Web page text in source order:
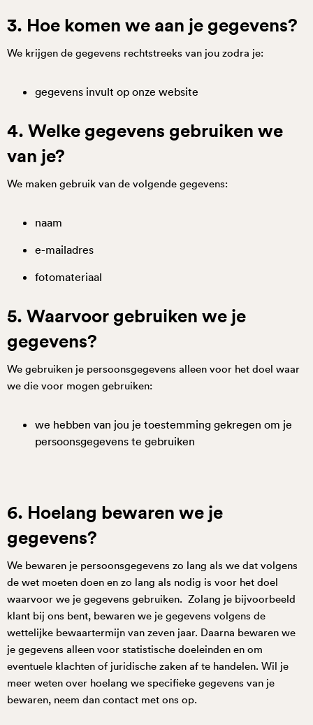
3. Hoe komen we aan je gegevens?
We krijgen de gegevens rechtstreeks van jou zodra je:
gegevens invult op onze website
4. Welke gegevens gebruiken we
van je?
We maken gebruik van de volgende gegevens:
naam
e-mailadres
fotomateriaal
5. Waarvoor gebruiken we je
gegevens?
We gebruiken je persoonsgegevens alleen voor het doel waar
we die voor mogen gebruiken:
we hebben van jou je toestemming gekregen om je
persoonsgegevens te gebruiken
6. Hoelang bewaren we je
gegevens?
We bewaren je persoonsgegevens zo lang als we dat volgens
de wet moeten doen en zo lang als nodig is voor het doel
waarvoor we je gegevens gebruiken. Zolang je bijvoorbeeld
klant bij ons bent, bewaren we je gegevens volgens de
wettelijke bewaartermijn van zeven jaar. Daarna bewaren we
je gegevens alleen voor statistische doeleinden en om
eventuele klachten of juridische zaken af te handelen. Wil je
meer weten over hoelang we specifieke gegevens van je
bewaren, neem dan contact met ons op.